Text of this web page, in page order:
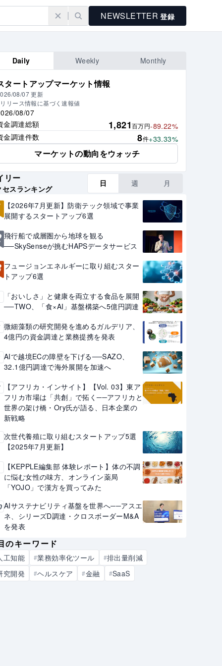
NEWSLETTER 登録
Daily Weekly Monthly
タートアップマーケット情報
08/07 更新
リース情報に基づく速報値
08/07
金調達総額
1,821百万円-89.22%
金調達件数
8件+33.33%
マーケットの動向をウォッチ
リー
セスランキング
日 週 月
【2026年7月更新】防衛テック領域で事業
展開するスタートアップ6選
飛行船で成層圏から地球を観る
──SkySenseが挑むHAPSデータサービス
フュージョンエネルギーに取り組むスター
トアップ6選
「おいしさ」と健康を両立する食品を展開
──TWO、「食×AI」基盤構築へ5億円調達
微細藻類の研究開発を進めるガルデリア、
4億円の資金調達と業務提携を発表
AIで越境ECの障壁を下げる──SAZO、
32.1億円調達で海外展開を加速へ
【アフリカ・インサイト】【Vol. 03】東ア
フリカ市場は「共創」で拓く──アフリカと
世界の架け橋・Ory氏が語る、日本企業の
新戦略
次世代養殖に取り組むスタートアップ5選
【2025年7月更新】
【KEPPLE編集部 体験レポート】体の不調
に悩む女性の味方、オンライン薬局
「YOJO」で漢方を買ってみた
AIサステナビリティ基盤を世界へ──アスエ
ネ、シリーズD調達・クロスボーダーM&A
を発表
のキーワード
工知能 #業務効率化ツール #排出量削減
究開発
#ヘルスケア #金融 #SaaS